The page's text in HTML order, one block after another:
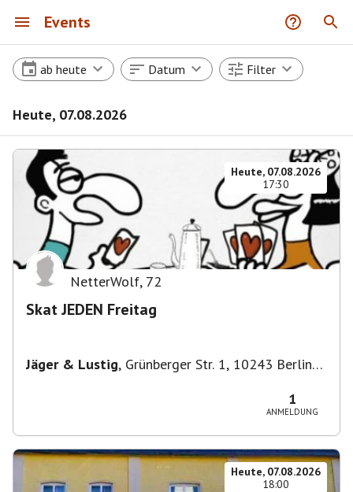
Events
ab heute Datum Filter
Heute, 07.08.2026
Heute, 07.08.2026
17:30
NetterWolf, 72
Skat JEDEN Freitag
Jäger & Lustig, Grünberger Str. 1, 10243 Berlin-
1
ANMELDUNG
Heute, 07.08.2026
18:00